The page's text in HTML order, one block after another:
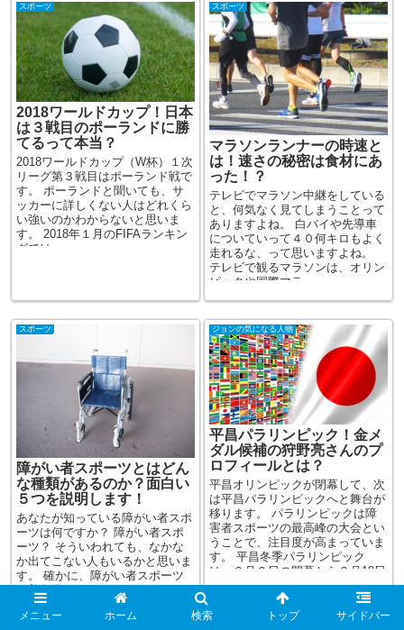
スポーツ
2018ワールドカップ！日本
は３戦目のポーランドに勝
てるって本当？
2018ワールドカップ（W杯）１次
リーグ第３戦目はポーランド戦で
す。 ポーランドと聞いても、サ
ッカーに詳しくない人はどれくら
い強いのかわからないと思いま
す。 2018年１月のFIFAランキン
グでは...
スポーツ
マラソンランナーの時速と
は！速さの秘密は食材にあ
った！？
テレビでマラソン中継をしている
と、何気なく見てしまうことって
ありますよね。 白バイや先導車
についていって４０何キロもよく
走れるな、って思いますよね。
テレビで観るマラソンは、オリン
ピックや国際マラ...
スポーツ
障がい者スポーツとはどん
な種類があるのか？面白い
５つを説明します！
あなたが知っている障がい者スポ
ーツは何ですか？ 障がい者スポ
ーツ？ そういわれても、なかな
か出てこない人もいるかと思いま
す。 確かに、障がい者スポーツ
は普段見たりやったりするもので
は...
ジョンの気になる人物
平昌パラリンピック！金メ
ダル候補の狩野亮さんのプ
ロフィールとは？
平昌オリンピックが閉幕して、次
は平昌パラリンピックへと舞台が
移ります。 パラリンピックは障
害者スポーツの最高峰の大会とい
うことで、注目度が高まっていま
す。 平昌冬季パラリンピック
は、３月９日の開幕から３月18日
までの10...
メニュー ホーム 検索 トップ サイドバー